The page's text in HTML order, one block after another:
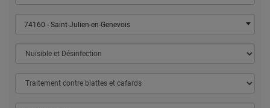
74160 - Saint-Julien-en-Genevois